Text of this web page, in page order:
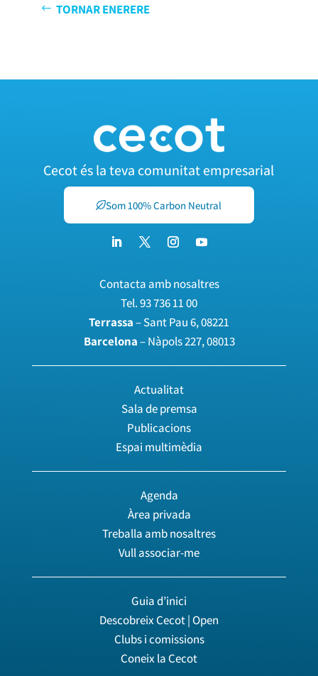
TORNAR ENERERE
Cecot és la teva comunitat empresarial
Som 100% Carbon Neutral
Contacta amb nosaltres
Tel.93 736 11 00
Terrassa– Sant Pau 6, 08221
Barcelona– Nàpols 227, 08013
Actualitat
Sala de premsa
Publicacions
Espai multimèdia
Agenda
Àrea privada
Treballa amb nosaltres
Vull associar-me
Guia d’inici
Descobreix Cecot | Open
Clubs i comissions
Coneix la Cecot